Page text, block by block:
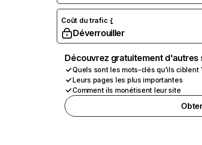
Coût du trafic
Déverrouiller
Découvrez gratuitement
Quels sont les mots-clés qu'ils ciblent
Leurs pages les plus importantes
Comment ils monétisent leur site